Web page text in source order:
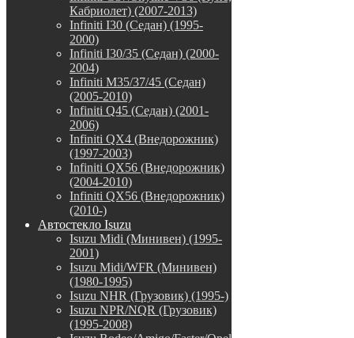
Кабриолет) (2007-2013)
Infiniti I30 (Седан) (1995-
2000)
Infiniti I30/35 (Седан) (2000-
2004)
Infiniti M35/37/45 (Седан)
(2005-2010)
Infiniti Q45 (Седан) (2001-
2006)
Infiniti QX4 (Внедорожник)
(1997-2003)
Infiniti QX56 (Внедорожник)
(2004-2010)
Infiniti QX56 (Внедорожник)
(2010-)
Автостекло Isuzu
Isuzu Midi (Минивен) (1995-
2001)
Isuzu Midi/WFR (Минивен)
(1980-1995)
Isuzu NHR (Грузовик) (1995-)
Isuzu NPR/NQR (Грузовик)
(1995-2008)